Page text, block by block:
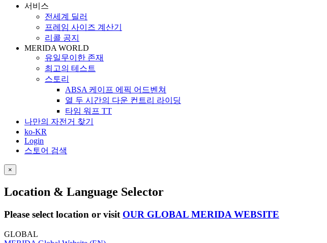
서비스
전세계 딜러
프레임 사이즈 계산기
리콜 공지
MERIDA WORLD
유일무이한 존재
최고의 테스트
스토리
ABSA 케이프 에픽 어드벤쳐
열 두 시간의 다운 컨트리 라이딩
타임 워프 TT
나만의 자전거 찾기
ko-KR
Login
스토어 검색
×
Location & Language Selector
Please select location or visit OUR GLOBAL MERIDA WEBSITE
GLOBAL